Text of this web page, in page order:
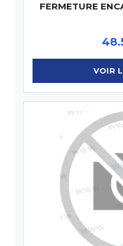
FERMETURE
VOIR